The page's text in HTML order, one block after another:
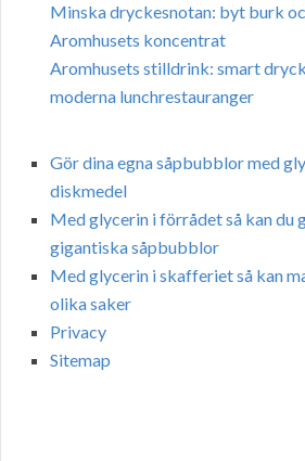
Minska dryckesnotan: byt burk
Aromhusets koncentrat
Aromhusets stilldrink: smart
moderna lunchrestauranger
Gör dina egna såpbubblor med
diskmedel
Med glycerin i förrådet så kan du
gigantiska såpbubblor
Med glycerin i skafferiet så kan
olika saker
Privacy
Sitemap